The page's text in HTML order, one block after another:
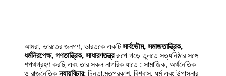
আমরা, ভারতের জনগণ, ভারতকে একটিসার্বভৌম, সমাজতান্ত্রিক,
ধর্মনিরপেক্ষ, গণতান্ত্রিক, সাধারণতন্ত্ররূপে গড়ে তুলতে সত্যনিষ্ঠার সঙ্গে
শপথগ্রহণ করছি এবং তার সকল নাগরিক যাতে : সামাজিক, অর্থনৈতিক
ও রাজনৈতিকন্যায়বিচার; চিন্তা,মতপ্রকাশ, বিশ্বাস, ধর্ম এবং উপাসনার